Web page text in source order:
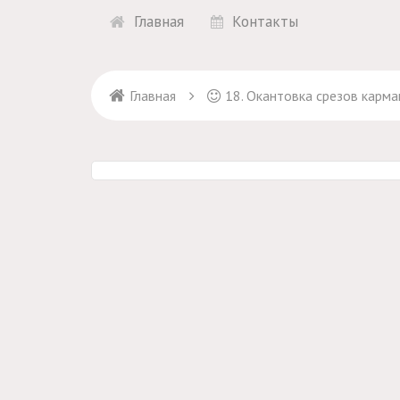
Главная Контакты
Главная 18. Окантовка срезов